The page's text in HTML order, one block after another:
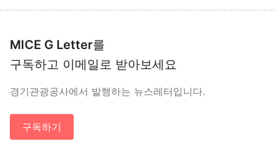
MICE G Letter를
구독하고 이메일로 받아보세요
경기관광공사에서 발행하는 뉴스레터입니다.
구독하기